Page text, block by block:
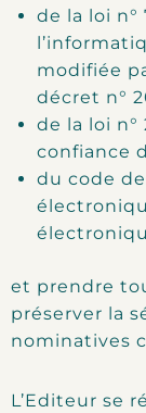
de la loi n°
modifiée
décret n°
de la loi n°
confiance
du code
et prendre
préserver la
nominatives
L’Editeur se